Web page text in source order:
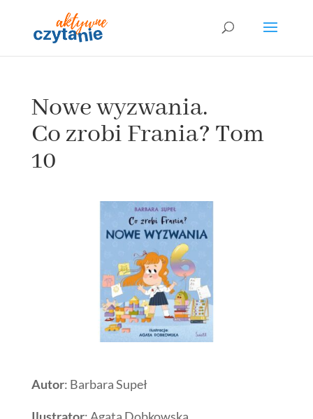
Nowe wyzwania.
Co zrobi Frania? Tom
10
Autor: Barbara Supeł
Ilustrator: Agata Dobkowska